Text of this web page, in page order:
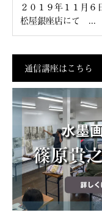
２０１９年１１月６
松屋銀座店にて ...
通信講座はこちら